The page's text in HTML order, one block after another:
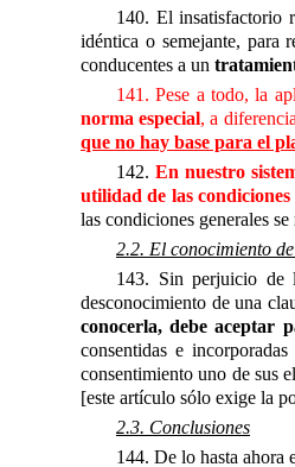
140. El insatisfactorio
idéntica o semejante, para
conducentes a un
141. Pese a todo, la
norma especial, a
que no hay base para el
142.En nuestro
utilidad de las
las condiciones generales
2.2. El conocimiento
143. Sin perjuicio de
desconocimiento de una
conocerla, debe aceptar
consentidas e
consentimiento uno de sus
[este artículo sólo exige la
2.3. Conclusiones
144. De lo hasta ahora